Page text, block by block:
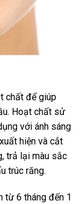
chất để giúp
Hoạt chất sử
với ánh sáng
hiện và cắt
trả lại màu sắc
trúc răng.
từ 6 tháng đến 1